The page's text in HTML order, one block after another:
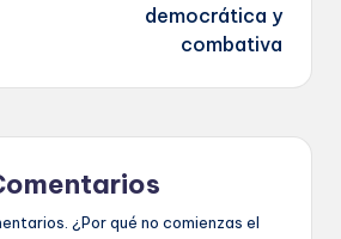
democrática y
combativa
¿Por qué no comienzas el